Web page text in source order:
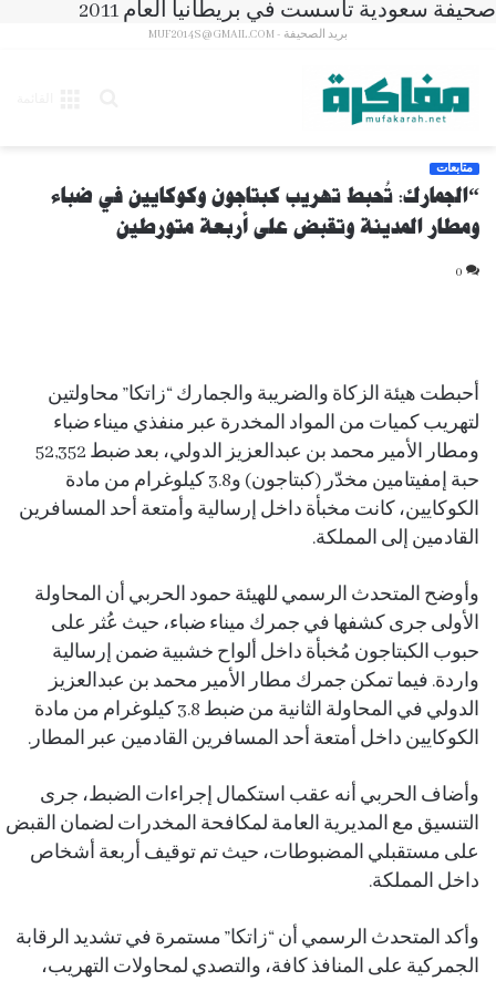
صحيفة سعودية تأسست في بريطانيا العام 2011
بريد الصحيفة - MUF2014S@GMAIL.COM
متابعات
“الجمارك: تُحبط تهريب كبتاجون وكوكايين في ضباء
ومطار المدينة وتقبض على أربعة متورطين
0
أحبطت هيئة الزكاة والضريبة والجمارك “زاتكا” محاولتين
لتهريب كميات من المواد المخدرة عبر منفذي ميناء ضباء
ومطار الأمير محمد بن عبدالعزيز الدولي، بعد ضبط 52,352
حبة إمفيتامين مخدّر (كبتاجون) و3.8 كيلوغرام من مادة
الكوكايين، كانت مخبأة داخل إرسالية وأمتعة أحد المسافرين
القادمين إلى المملكة.
وأوضح المتحدث الرسمي للهيئة حمود الحربي أن المحاولة
الأولى جرى كشفها في جمرك ميناء ضباء، حيث عُثر على
حبوب الكبتاجون مُخبأة داخل ألواح خشبية ضمن إرسالية
واردة. فيما تمكن جمرك مطار الأمير محمد بن عبدالعزيز
الدولي في المحاولة الثانية من ضبط 3.8 كيلوغرام من مادة
الكوكايين داخل أمتعة أحد المسافرين القادمين عبر المطار.
وأضاف الحربي أنه عقب استكمال إجراءات الضبط، جرى
التنسيق مع المديرية العامة لمكافحة المخدرات لضمان القبض
على مستقبلي المضبوطات، حيث تم توقيف أربعة أشخاص
داخل المملكة.
وأكد المتحدث الرسمي أن “زاتكا” مستمرة في تشديد الرقابة
الجمركية على المنافذ كافة، والتصدي لمحاولات التهريب،